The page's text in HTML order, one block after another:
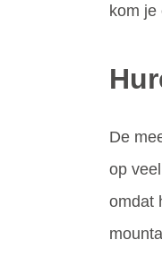
kom je
De
op
omdat